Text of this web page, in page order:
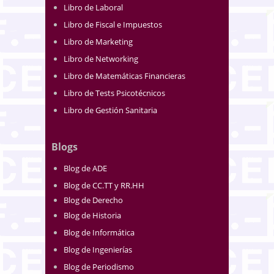
Libro de Laboral
Libro de Fiscal e Impuestos
Libro de Marketing
Libro de Networking
Libro de Matemáticas Financieras
Libro de Tests Psicotécnicos
Libro de Gestión Sanitaria
Blogs
Blog de ADE
Blog de CC.TT y RR.HH
Blog de Derecho
Blog de Historia
Blog de Informática
Blog de Ingenierías
Blog de Periodismo